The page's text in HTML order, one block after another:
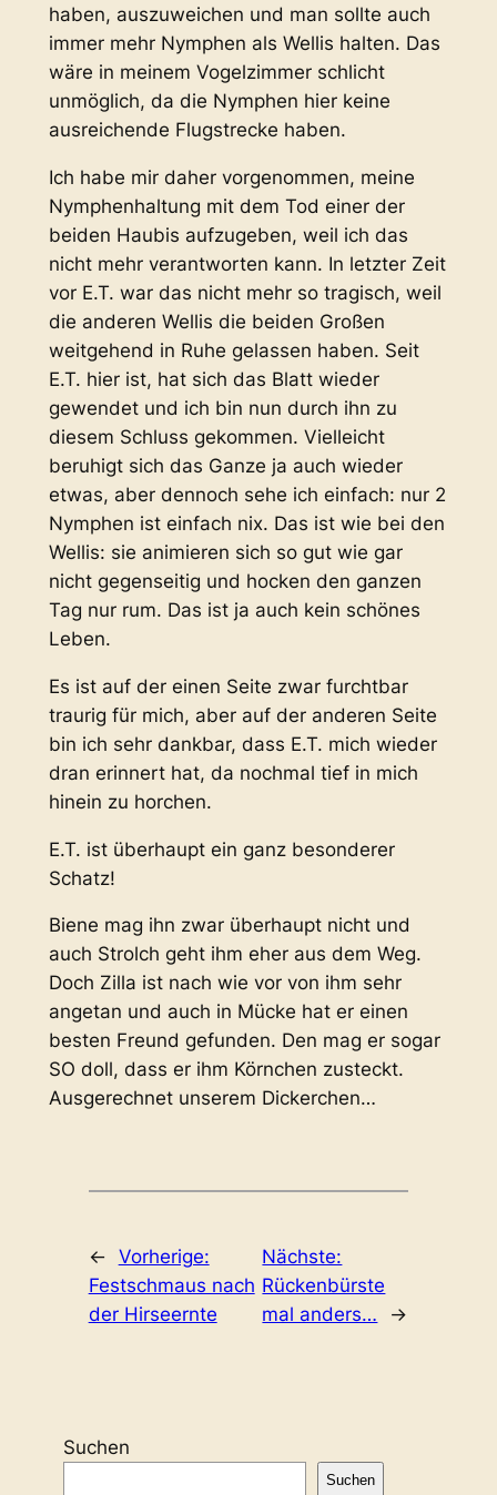
haben, auszuweichen und man sollte auch
immer mehr Nymphen als Wellis halten. Das
wäre in meinem Vogelzimmer schlicht
unmöglich, da die Nymphen hier keine
ausreichende Flugstrecke haben.
Ich habe mir daher vorgenommen, meine
Nymphenhaltung mit dem Tod einer der
beiden Haubis aufzugeben, weil ich das
nicht mehr verantworten kann. In letzter Zeit
vor E.T. war das nicht mehr so tragisch, weil
die anderen Wellis die beiden Großen
weitgehend in Ruhe gelassen haben. Seit
E.T. hier ist, hat sich das Blatt wieder
gewendet und ich bin nun durch ihn zu
diesem Schluss gekommen. Vielleicht
beruhigt sich das Ganze ja auch wieder
etwas, aber dennoch sehe ich einfach: nur 2
Nymphen ist einfach nix. Das ist wie bei den
Wellis: sie animieren sich so gut wie gar
nicht gegenseitig und hocken den ganzen
Tag nur rum. Das ist ja auch kein schönes
Leben.
Es ist auf der einen Seite zwar furchtbar
traurig für mich, aber auf der anderen Seite
bin ich sehr dankbar, dass E.T. mich wieder
dran erinnert hat, da nochmal tief in mich
hinein zu horchen.
E.T. ist überhaupt ein ganz besonderer
Schatz!
Biene mag ihn zwar überhaupt nicht und
auch Strolch geht ihm eher aus dem Weg.
Doch Zilla ist nach wie vor von ihm sehr
angetan und auch in Mücke hat er einen
besten Freund gefunden. Den mag er sogar
SO doll, dass er ihm Körnchen zusteckt.
Ausgerechnet unserem Dickerchen…
← Vorherige:
Festschmaus nach
der Hirseernte
Nächste:
Rückenbürste
mal anders…
→
Suchen
Suchen